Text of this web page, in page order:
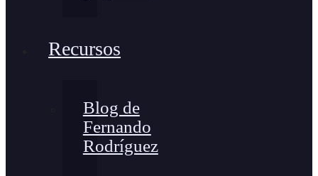
Recursos
Blog de
Fernando
Rodríguez